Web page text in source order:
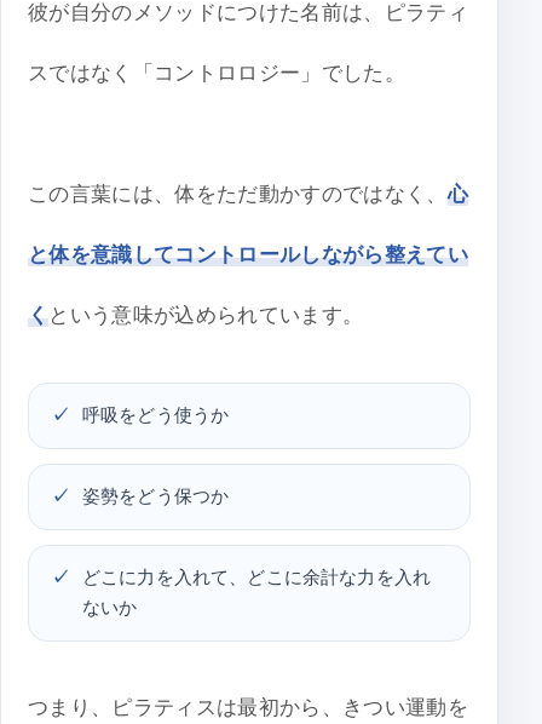
彼が自分のメソッドにつけた名前は、ピラティ
スではなく「コントロロジー」でした。
この言葉には、体をただ動かすのではなく、心
と体を意識してコントロールしながら整えてい
くという意味が込められています。
呼吸をどう使うか
姿勢をどう保つか
どこに力を入れて、どこに余計な力を入れ
ないか
つまり、ピラティスは最初から、きつい運動を